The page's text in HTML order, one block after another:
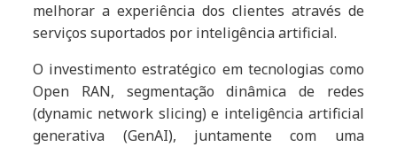
melhorar a experiência dos clientes através de
serviços suportados por inteligência artificial.
O investimento estratégico em tecnologias como
Open RAN, segmentação dinâmica de redes
(dynamic network slicing) e inteligência artificial
generativa (GenAI), juntamente com uma